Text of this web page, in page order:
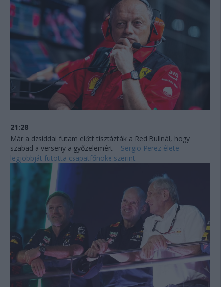
21:28
Már a dzsiddai futam előtt tisztázták a Red Bullnál, hogy
szabad a verseny a győzelemért – Sergio Perez élete
legjobbját futotta csapatfőnöke szerint.